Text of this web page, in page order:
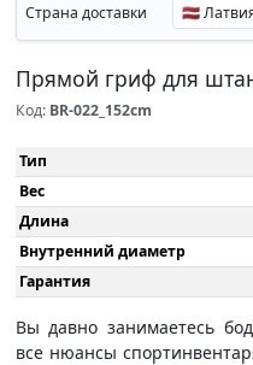
Страна доставки
Прямой гриф для
Код: BR-022_152cm
Тип
Вес
Длина
Внутренний диаметр
Гарантия
Вы давно занимаетесь
все нюансы